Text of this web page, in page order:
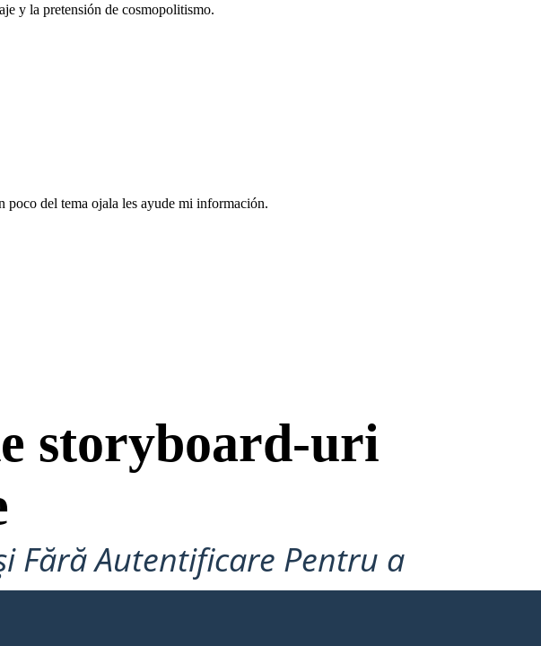
y la pretensión de cosmopolitismo.
poco del tema ojala les ayude mi información.
storyboard-uri
Fără Autentificare Pentru a